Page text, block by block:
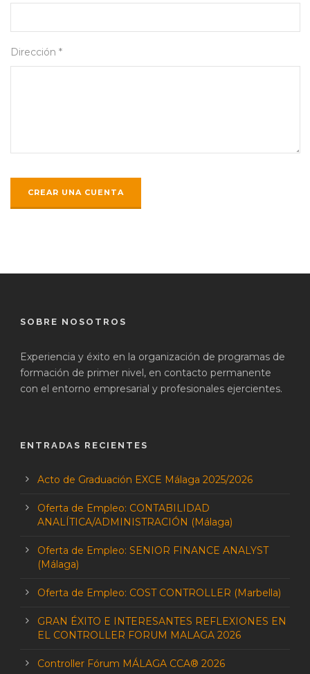
Dirección *
SOBRE NOSOTROS
Experiencia y éxito en la organización de programas de
formación de primer nivel, en contacto permanente
con el entorno empresarial y profesionales ejercientes.
ENTRADAS RECIENTES
Acto de Graduación EXCE Málaga 2025/2026
Oferta de Empleo: CONTABILIDAD
ANALÍTICA/ADMINISTRACIÓN (Málaga)
Oferta de Empleo: SENIOR FINANCE ANALYST
(Málaga)
Oferta de Empleo: COST CONTROLLER (Marbella)
GRAN ÉXITO E INTERESANTES REFLEXIONES EN
EL CONTROLLER FORUM MALAGA 2026
Controller Fórum MÁLAGA CCA® 2026